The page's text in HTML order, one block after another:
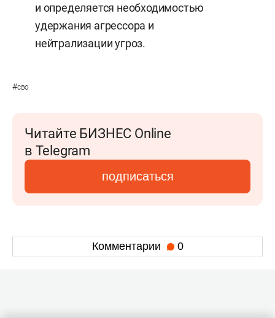
и определяется необходимостью
удержания агрессора и
нейтрализации угроз.
#сво
Читайте БИЗНЕС Online
в Telegram
подписаться
Комментарии 0